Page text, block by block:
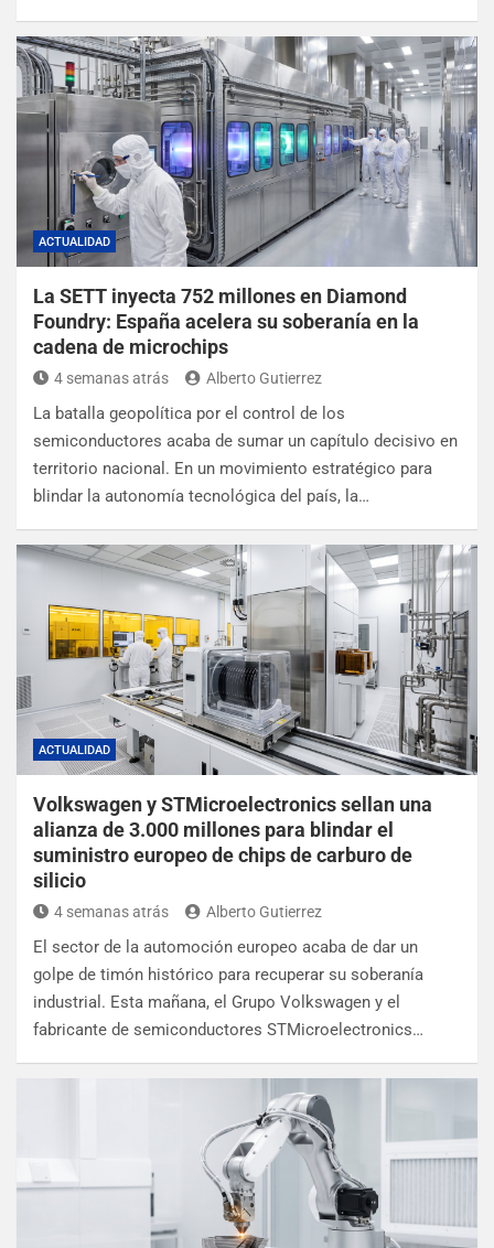
ACTUALIDAD
La SETT inyecta 752 millones en Diamond
Foundry: España acelera su soberanía en la
cadena de microchips
4 semanas atrás Alberto Gutierrez
La batalla geopolítica por el control de los
semiconductores acaba de sumar un capítulo decisivo en
territorio nacional. En un movimiento estratégico para
blindar la autonomía tecnológica del país, la…
ACTUALIDAD
Volkswagen y STMicroelectronics sellan una
alianza de 3.000 millones para blindar el
suministro europeo de chips de carburo de
silicio
4 semanas atrás Alberto Gutierrez
El sector de la automoción europeo acaba de dar un
golpe de timón histórico para recuperar su soberanía
industrial. Esta mañana, el Grupo Volkswagen y el
fabricante de semiconductores STMicroelectronics…